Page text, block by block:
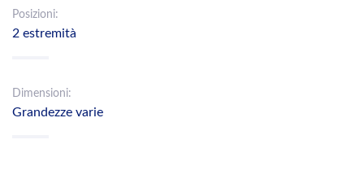
Posizioni:
2 estremità
Dimensioni:
Grandezze varie